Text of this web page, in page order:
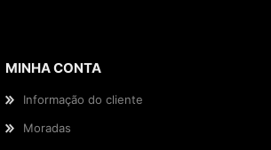
MINHA CONTA
Informação do cliente
Moradas